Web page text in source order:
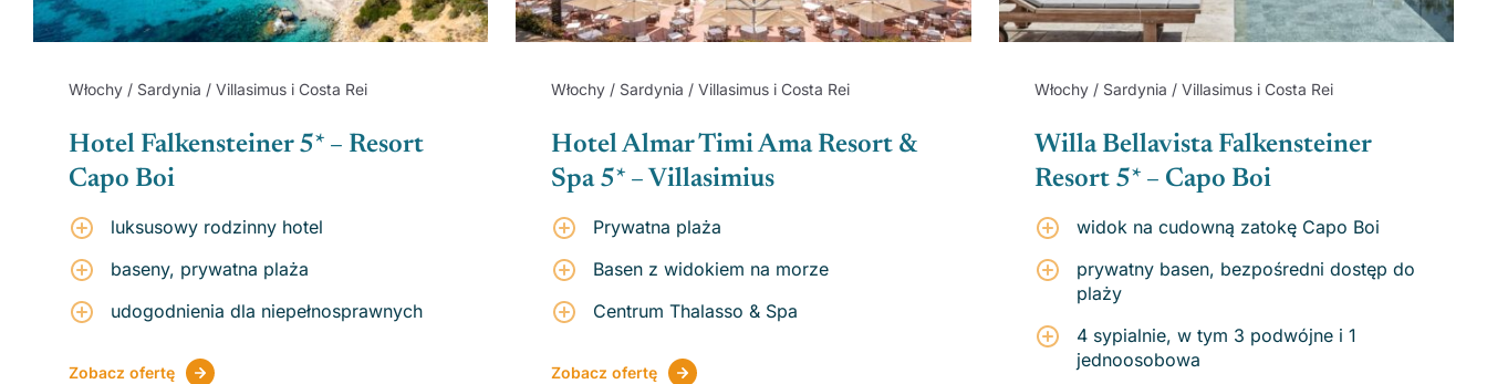
Włochy / Sardynia / Villasimus i Costa Rei
Hotel Falkensteiner 5* – Resort
Capo Boi
luksusowy rodzinny hotel
baseny, prywatna plaża
udogodnienia dla niepełnosprawnych
Zobacz ofertę
Włochy / Sardynia / Villasimus i Costa Rei
Hotel Almar Timi Ama Resort &
Spa 5* – Villasimius
Prywatna plaża
Basen z widokiem na morze
Centrum Thalasso & Spa
Zobacz ofertę
Włochy / Sardynia / Villasimus i Costa Rei
Willa Bellavista Falkensteiner
Resort 5* – Capo Boi
widok na cudowną zatokę Capo Boi
prywatny basen, bezpośredni dostęp do
plaży
4 sypialnie, w tym 3 podwójne i 1
jednoosobowa